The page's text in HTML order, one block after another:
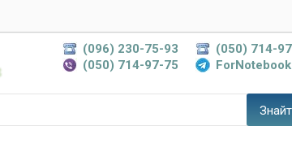
(096) 230-75-93
(050) 714-97-75
(050) 714-
ForNotebook